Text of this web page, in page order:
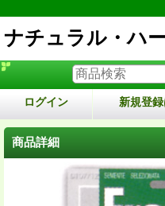
ナチュラル・ハ
ログイン 新規登
商品詳細